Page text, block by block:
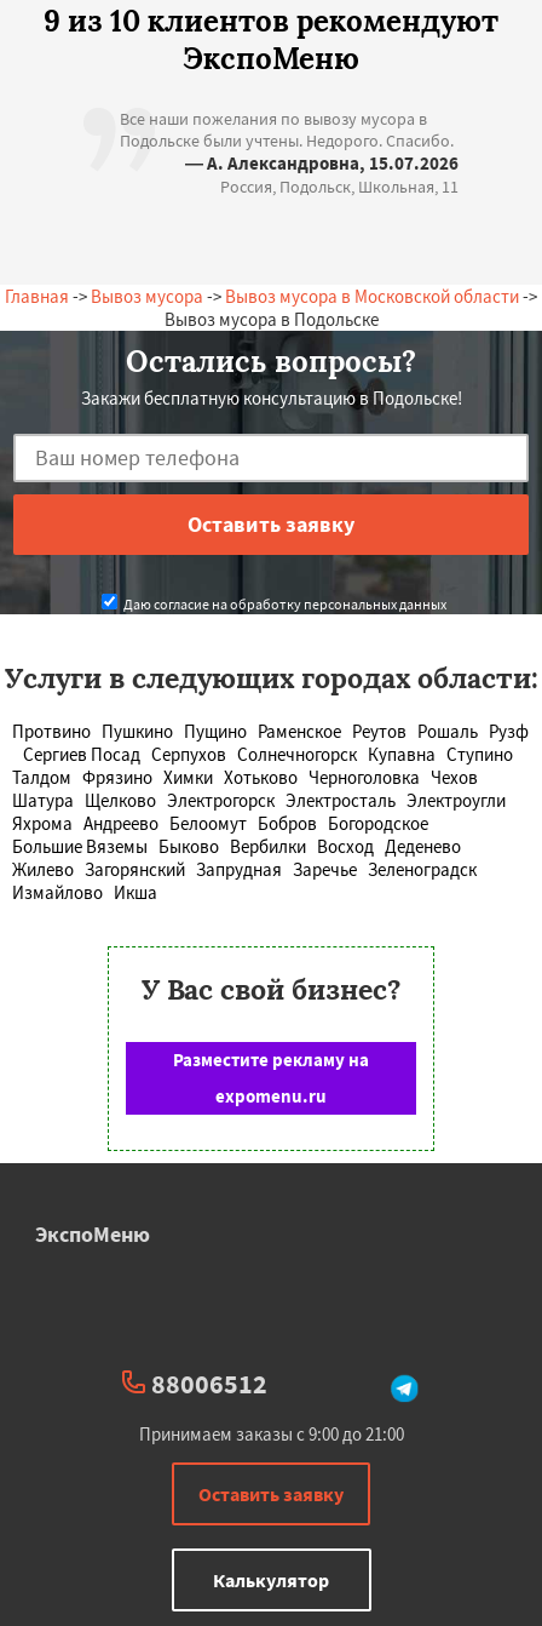
9 из 10 клиентов рекомендуют
ЭкспоМеню
Все наши пожелания по вывозу мусора в
Подольске были учтены. Недорого. Спасибо.
— А. Александровна, 15.07.2026
Россия, Подольск, Школьная, 11
Главная -> Вывоз мусора -> Вывоз мусора в Московской области->
Вывоз мусора в Подольске
Остались вопросы?
Закажи бесплатную консультацию в Подольске!
Даю согласие на обработку персональных данных
Услуги в следующих городах области:
Протвино Пушкино Пущино Раменское Реутов Рошаль Рузф
Сергиев Посад Серпухов Солнечногорск Купавна Ступино
Талдом Фрязино Химки Хотьково Черноголовка Чехов
Шатура Щелково Электрогорск Электросталь Электроугли
Яхрома Андреево Белоомут Бобров Богородское
Большие Вяземы Быково Вербилки Восход Деденево
Жилево Загорянский Запрудная Заречье Зеленоградск
Измайлово Икша
У Вас свой бизнес?
Разместите рекламу на
expomenu.ru
ЭкспоМеню
88006512
Принимаем заказы с 9:00 до 21:00
Оставить заявку
Калькулятор